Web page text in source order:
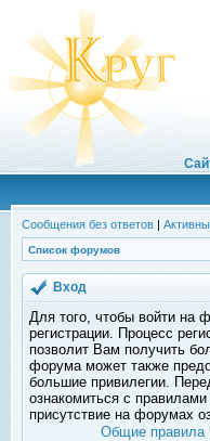
Сообщения без ответов |
Список форумов
Вход
Для того, чтобы войти на
регистрации. Процесс
позволит Вам получить
форума может также
большие привилегии.
ознакомиться с
присутствие на форумах
Общие правила|